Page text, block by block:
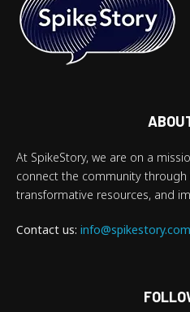
At SpikeStory, we are on a
connect the community through
transformative resources, and
Contact us: info@spikestory.com